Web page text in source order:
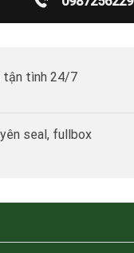
tận tình 24/7
seal, fullbox